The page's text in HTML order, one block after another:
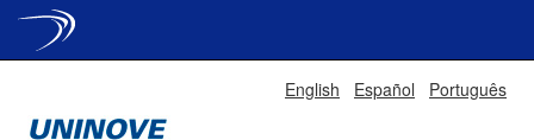
English Español Português